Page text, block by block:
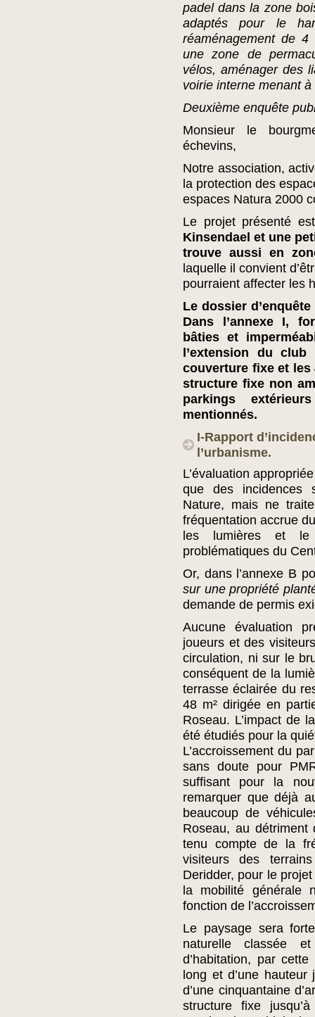
padel dans la zone
adaptés pour le
réaménagement de
une zone de
vélos, aménager des
voirie interne menant à
Deuxième enquête
Monsieur le
échevins,
Notre association,
la protection des
espaces Natura 2000
Le projet présenté
Kinsendael et une
trouve aussi en
laquelle il convient
pourraient affecter les
Le dossier
Dans l’annexe I,
bâties et
l’extension du
couverture fixe et
structure fixe non
parkings
mentionnés.
I-Rapport
l’urbanisme.
L’évaluation
que des incidences
Nature, mais ne
fréquentation accrue
les lumières et le
problématiques du
Or, dans l’annexe B
sur une propriété
demande de permis
Aucune évaluation
joueurs et des
circulation, ni sur le
conséquent de la
terrasse éclairée du
48 m² dirigée en
Roseau. L’impact de
été étudiés pour la
L’accroissement du
sans doute pour
suffisant pour la
remarquer que déjà
beaucoup de
Roseau, au détriment
tenu compte de la
visiteurs des
Deridder, pour le
la mobilité générale
fonction de
Le paysage sera
naturelle classée
d’habitation, par
long et d’une
d’une cinquantaine
structure fixe